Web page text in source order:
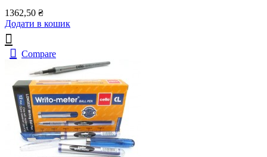
1362,50 ₴
Додати в кошик
Compare